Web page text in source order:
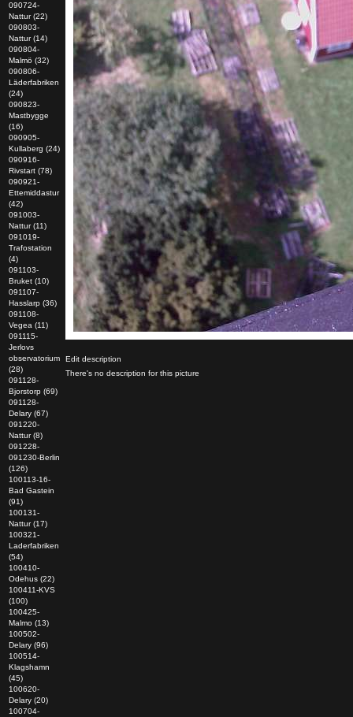
090724-
Nattur (22)
090803-
Nattur (14)
090804-
Malmö (32)
090806-
Läderfabriken
(24)
090823-
Mastbygge
(16)
090905-
Kullaberg (24)
090916-
Rivstart (78)
090921-
Ettemiddastur
(42)
091003-
Nattur (11)
091019-
Trafostation
(4)
091103-
Bruket (10)
091107-
Hasslarp (36)
091108-
Vegea (11)
091115-
Jerlovs
observatorium
(28)
091128-
Bjorstorp (69)
091128-
Delary (67)
091220-
Nattur (8)
091228-
091230-Berlin
(126)
100113-16-
Bad Gastein
(91)
100131-
Nattur (17)
100321-
Laderfabriken
(54)
100410-
Odehus (22)
100411-KVS
(100)
100425-
Malmo (13)
100502-
Delary (96)
100514-
Klagshamn
(45)
100620-
Delary (20)
100704-
Edit description
There's no description for this picture